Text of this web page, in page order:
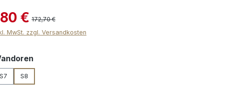
€ 172,70 €
MwSt. zzgl. Versandkosten
S7 S8